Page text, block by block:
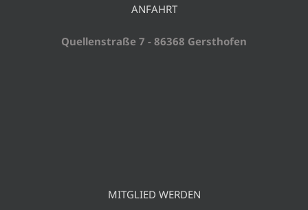
ANFAHRT
Quellenstraße 7 - 86368 Gersthofen
MITGLIED WERDEN